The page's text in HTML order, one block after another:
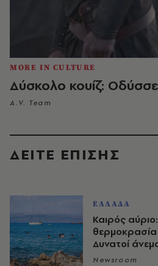
MORE IN CULTURE
Δύσκολο κουίζ:
A.V. Team
ΔΕΙΤΕ ΕΠΙΣΗΣ
ΕΛΛΑΔΑ
Καιρός
Δυνατοί
Newsroom